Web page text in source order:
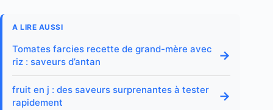
A LIRE AUSSI
Tomates farcies recette de grand-mère avec
riz : saveurs d’antan
→
fruit en j : des saveurs surprenantes à tester
rapidement
→